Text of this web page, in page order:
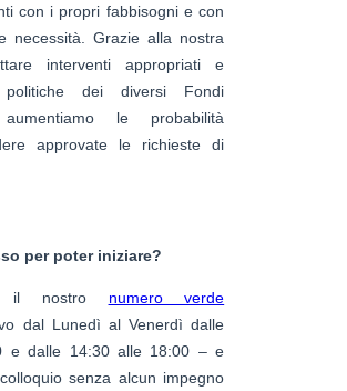
con i propri fabbisogni e con
necessità. Grazie alla nostra
interventi appropriati e
dei diversi Fondi
aumentiamo le probabilità
approvate le richieste di
per poter iniziare?
il nostro numero verde
dal Lunedì al Venerdì dalle
e dalle 14:30 alle 18:00 – e
senza alcun impegno